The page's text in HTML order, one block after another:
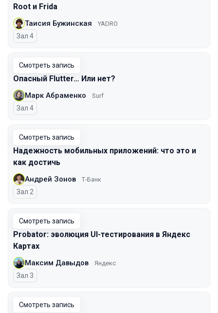
Root и Frida
Таисия Бужинская YADRO
Зал 4
Смотреть запись
Опасный Flutter… Или нет?
Марк Абраменко Surf
Зал 4
Смотреть запись
Надежность мобильных приложений: что это и
как достичь
Андрей Зонов Т-Банк
Зал 2
Смотреть запись
Probator: эволюция UI-тестирования в Яндекс
Картах
Максим Давыдов Яндекс
Зал 3
Смотреть запись